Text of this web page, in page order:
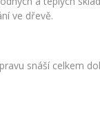
ve dřevě.
snáší celkem